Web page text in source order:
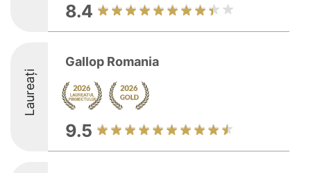
8.4
Laureați
Gallop Romania
9.5